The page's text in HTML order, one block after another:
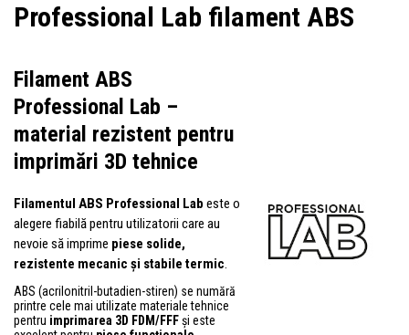
Professional Lab filament ABS
Filament ABS
Professional Lab –
material rezistent pentru
imprimări 3D tehnice
Filamentul ABS Professional Lab este o
alegere fiabilă pentru utilizatorii care au
nevoie să imprime piese solide,
rezistente mecanic și stabile termic.
ABS (acrilonitril-butadien-stiren) se numără
printre cele mai utilizate materiale tehnice
pentru imprimarea 3D FDM/FFFși este